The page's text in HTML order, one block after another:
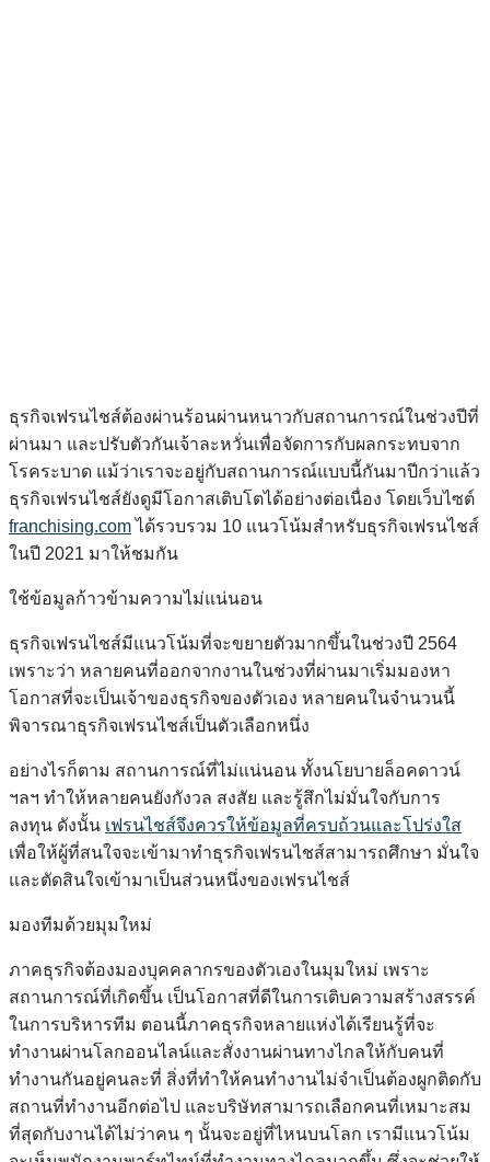
ธุรกิจเฟรนไชส์ต้องผ่านร้อนผ่านหนาวกับสถานการณ์ในช่วงปีที่
ผ่านมา และปรับตัวกันเจ้าละหวั่นเพื่อจัดการกับผลกระทบจาก
โรคระบาด แม้ว่าเราจะอยู่กับสถานการณ์แบบนี้กันมาปีกว่าแล้ว
ธุรกิจเฟรนไชส์ยังดูมีโอกาสเติบโตได้อย่างต่อเนื่อง โดยเว็บไซต์
franchising.comได้รวบรวม 10 แนวโน้มสำหรับธุรกิจเฟรนไชส์
ในปี 2021 มาให้ชมกัน
ใช้ข้อมูลก้าวข้ามความไม่แน่นอน
ธุรกิจเฟรนไชส์มีแนวโน้มที่จะขยายตัวมากขึ้นในช่วงปี 2564
เพราะว่า หลายคนที่ออกจากงานในช่วงที่ผ่านมาเริ่มมองหา
โอกาสที่จะเป็นเจ้าของธุรกิจของตัวเอง หลายคนในจำนวนนี้
พิจารณาธุรกิจเฟรนไชส์เป็นตัวเลือกหนึ่ง
อย่างไรก็ตาม สถานการณ์ที่ไม่แน่นอน ทั้งนโยบายล็อคดาวน์
ฯลฯ ทำให้หลายคนยังกังวล สงสัย และรู้สึกไม่มั่นใจกับการ
ลงทุน ดังนั้น เฟรนไชส์จึงควรให้ข้อมูลที่ครบถ้วนและโปร่งใส
เพื่อให้ผู้ที่สนใจจะเข้ามาทำธุรกิจเฟรนไชส์สามารถศึกษา มั่นใจ
และตัดสินใจเข้ามาเป็นส่วนหนึ่งของเฟรนไชส์
มองทีมด้วยมุมใหม่
ภาคธุรกิจต้องมองบุคคลากรของตัวเองในมุมใหม่ เพราะ
สถานการณ์ที่เกิดขึ้น เป็นโอกาสที่ดีในการเติบความสร้างสรรค์
ในการบริหารทีม ตอนนี้ภาคธุรกิจหลายแห่งได้เรียนรู้ที่จะ
ทำงานผ่านโลกออนไลน์และสั่งงานผ่านทางไกลให้กับคนที่
ทำงานกันอยู่คนละที่ สิ่งที่ทำให้คนทำงานไม่จำเป็นต้องผูกติดกับ
สถานที่ทำงานอีกต่อไป และบริษัทสามารถเลือกคนที่เหมาะสม
ที่สุดกับงานได้ไม่ว่าคน ๆ นั้นจะอยู่ที่ไหนบนโลก เรามีแนวโน้ม